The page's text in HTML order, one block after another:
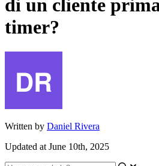
di un cliente
timer?
Written by Daniel Rivera
Updated at June 10th, 2025